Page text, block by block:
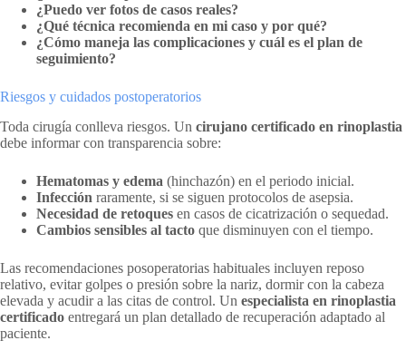
¿Puedo ver fotos de casos reales?
¿Qué técnica recomienda en mi caso y por qué?
¿Cómo maneja las complicaciones y cuál es el plan de
seguimiento?
Riesgos y cuidados postoperatorios
Toda cirugía conlleva riesgos. Un cirujano certificado en rinoplastia
debe informar con transparencia sobre:
Hematomas y edema (hinchazón) en el periodo inicial.
Infección raramente, si se siguen protocolos de asepsia.
Necesidad de retoques en casos de cicatrización o sequedad.
Cambios sensibles al tacto que disminuyen con el tiempo.
Las recomendaciones posoperatorias habituales incluyen reposo
relativo, evitar golpes o presión sobre la nariz, dormir con la cabeza
elevada y acudir a las citas de control. Un especialista en rinoplastia
certificado entregará un plan detallado de recuperación adaptado al
paciente.